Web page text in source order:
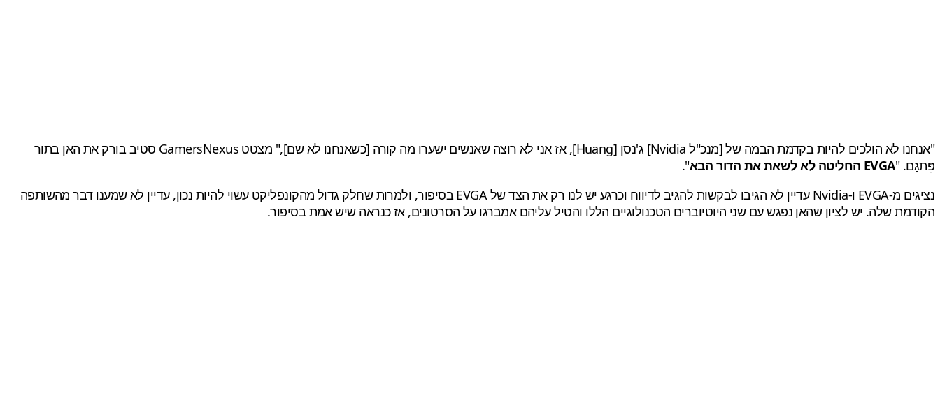
"אנחנו לא הולכים להיות בקדמת הבמה של [מנכ"ל Nvidia] ג'נסן [Huang], אז אני לא רוצה שאנשים ישערו מה קורה [כשאנחנו לא שם]," מצטט GamersNexus סטיב בורק את האן בתור
פִּתגָם. "EVGA החליטה לא לשאת את הדור הבא
".
נציגים מ-EVGA ו-Nvidia עדיין לא הגיבו לבקשות להגיב לדיווח וכרגע יש לנו רק את הצד של EVGA בסיפור, ולמרות שחלק גדול מהקונפליקט עשוי להיות נכון, עדיין לא שמענו דבר מהשותפה
הקודמת שלה. יש לציון שהאן נפגש עם שני היוטיוברים הטכנולוגיים הללו והטיל עליהם אמברגו על הסרטונים, אז כנראה שיש אמת בסיפור.